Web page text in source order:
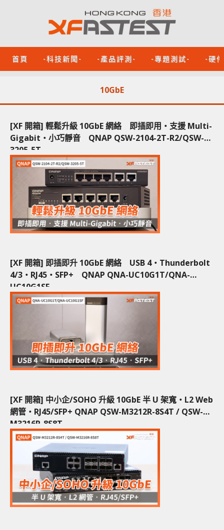
首頁 -科技新聞- -產品評測- -專題測試- -硬
10GbE
[XF 開箱] 輕鬆升級 10GbE 網絡 即插即用‧支援 Multi-
Gigabit‧小巧靜音 QNAP QSW-2104-2T-R2/QSW-
3205-5T
[XF 開箱] 即插即升 10GbE 網絡 USB 4‧Thunderbolt
4/3‧RJ45‧SFP+ QNAP QNA-UC10G1T/QNA-
UC10G1SF
[XF 開箱] 中小企/SOHO 升級 10GbE 半 U 架寬‧L2 Web
網管‧RJ45/SFP+ QNAP QSW-M3212R-8S4T / QSW-
M3216R-8S8T